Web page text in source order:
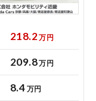
218.2万円
209.8万円
8.4 万円